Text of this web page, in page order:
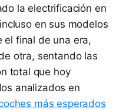
la electrificación en
en sus modelos
el final de una era,
otra, sentando las
total que hoy
analizados en
más esperados